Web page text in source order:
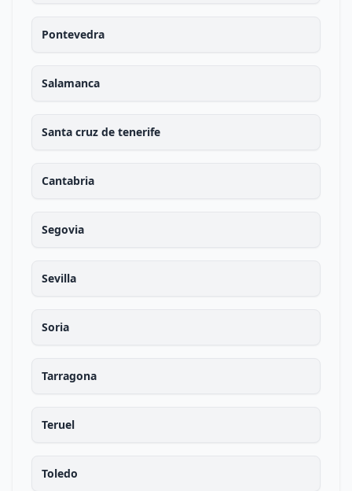
Pontevedra
Salamanca
Santa cruz de tenerife
Cantabria
Segovia
Sevilla
Soria
Tarragona
Teruel
Toledo